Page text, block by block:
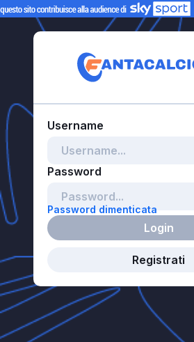
Password dimenticata
Login
Registrati